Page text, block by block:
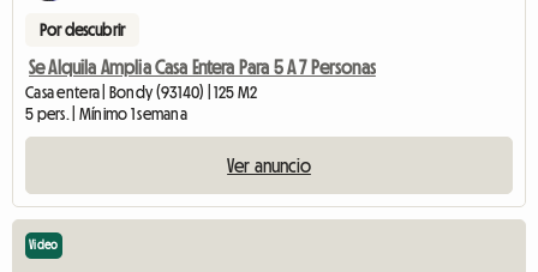
Por descubrir
Se Alquila Amplia Casa Entera Para 5 A 7 Personas
Casa entera | Bondy (93140) | 125 M2
5 pers. | Mínimo 1 semana
Ver anuncio
Video